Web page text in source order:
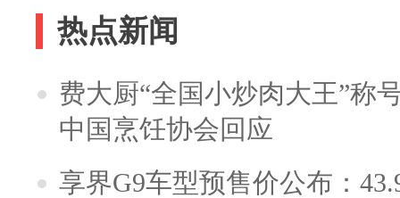
热点新闻
费大厨“全国小炒肉大王”称
中国烹饪协会回应
享界G9车型预售价公布：